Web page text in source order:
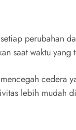
perubahan
saat waktu
cedera
lebih mudah